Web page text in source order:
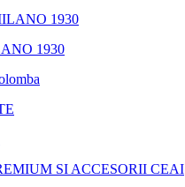
1930
SI ACCESORII CEAI